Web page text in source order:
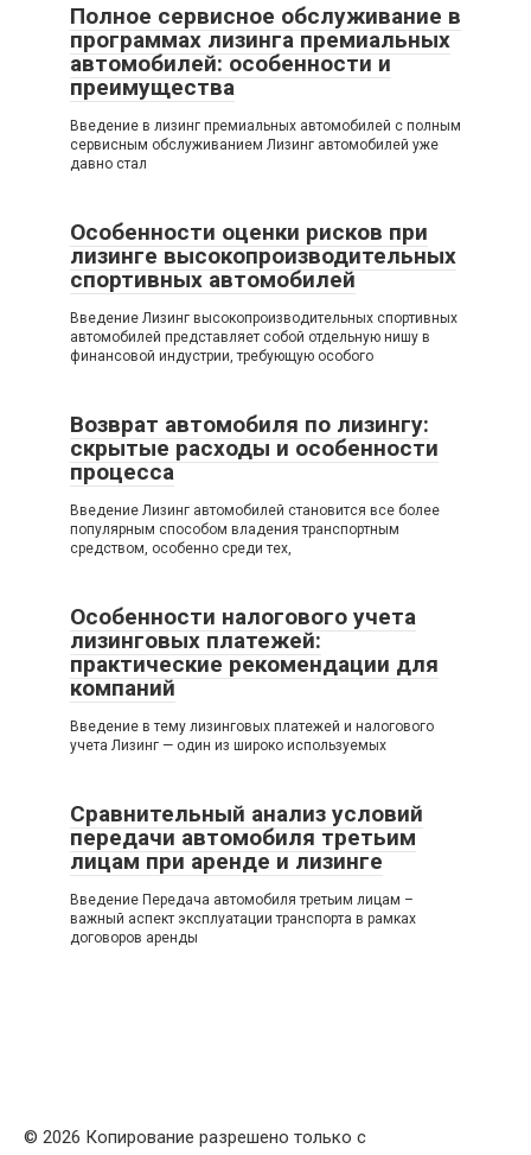
Полное сервисное обслуживание в
программах лизинга премиальных
автомобилей: особенности и
преимущества
Введение в лизинг премиальных автомобилей с полным
сервисным обслуживанием Лизинг автомобилей уже
давно стал
Особенности оценки рисков при
лизинге высокопроизводительных
спортивных автомобилей
Введение Лизинг высокопроизводительных спортивных
автомобилей представляет собой отдельную нишу в
финансовой индустрии, требующую особого
Возврат автомобиля по лизингу:
скрытые расходы и особенности
процесса
Введение Лизинг автомобилей становится все более
популярным способом владения транспортным
средством, особенно среди тех,
Особенности налогового учета
лизинговых платежей:
практические рекомендации для
компаний
Введение в тему лизинговых платежей и налогового
учета Лизинг — один из широко используемых
Сравнительный анализ условий
передачи автомобиля третьим
лицам при аренде и лизинге
Введение Передача автомобиля третьим лицам –
важный аспект эксплуатации транспорта в рамках
договоров аренды
© 2026 Копирование разрешено только с